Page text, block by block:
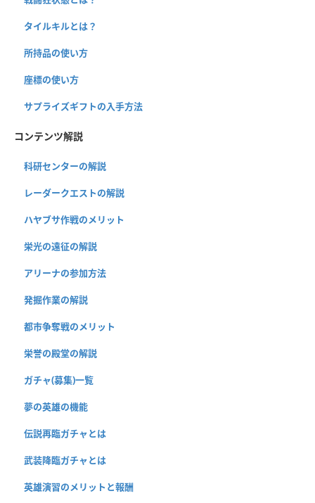
タイルキルとは？
所持品の使い方
座標の使い方
サプライズギフトの入手方法
コンテンツ解説
科研センターの解説
レーダークエストの解説
ハヤブサ作戦のメリット
栄光の遠征の解説
アリーナの参加方法
発掘作業の解説
都市争奪戦のメリット
栄誉の殿堂の解説
ガチャ(募集)一覧
夢の英雄の機能
伝説再臨ガチャとは
武装降臨ガチャとは
英雄演習のメリットと報酬